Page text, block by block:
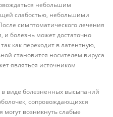
небольшим
слабостью, небольшими
симптоматического лечения
и болезнь может достаточно
как переходит в латентную,
становится носителем вируса
являться источником
в виде болезненных высыпаний
сопровождающихся
возникнуть слабые